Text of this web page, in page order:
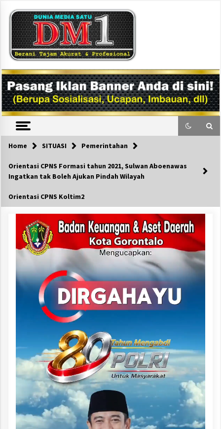
content
DM1
Home SITUASI Pemerintahan
Orientasi CPNS Formasi tahun 2021, Sulwan Aboenawas
Ingatkan tak Boleh Ajukan Pindah Wilayah
Orientasi CPNS Koltim2